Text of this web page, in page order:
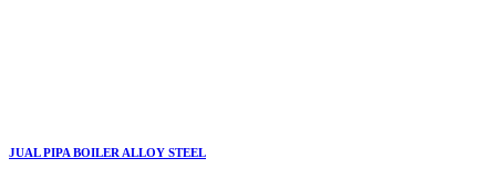
JUAL PIPA BOILER ALLOY STEEL